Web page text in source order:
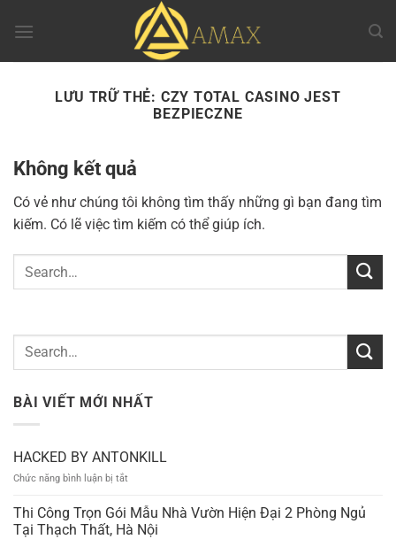
đến
LƯU TRỮ THẺ: CZY TOTAL CASINO JEST
BEZPIECZNE
Không kết quả
Có vẻ như chúng tôi không tìm thấy những gì bạn đang tìm
kiếm. Có lẽ việc tìm kiếm có thể giúp ích.
BÀI VIẾT MỚI NHẤT
HACKED BY ANTONKILL
Chức năng bình luận bị tắt
BY
ANTONKILL
Thi Công Trọn Gói Mẫu Nhà Vườn Hiện Đại 2 Phòng Ngủ
Tại Thạch Thất, Hà Nội